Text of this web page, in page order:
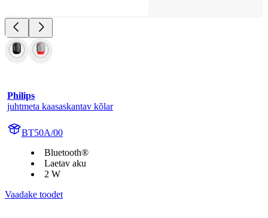
Philips
juhtmeta kaasaskantav kõlar
BT50A/00
Bluetooth®
Laetav aku
2 W
Vaadake toodet